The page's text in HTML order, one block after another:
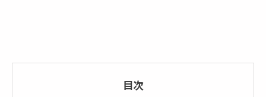
目次